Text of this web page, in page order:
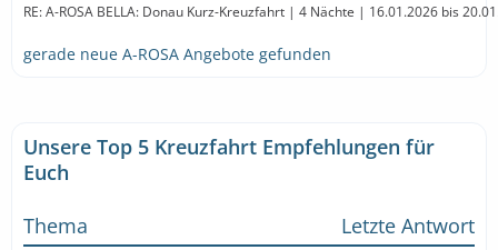
RE: A-ROSA BELLA: Donau Kurz-Kreuzfahrt | 4 Nächte | 16.01.2026 bis
gerade neue A-ROSA Angebote gefunden
Unsere Top 5 Kreuzfahrt Empfehlungen für
Euch
Thema
Letzte Antwort